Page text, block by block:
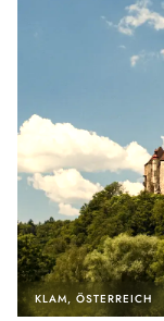
KLAM ÖSTERREICH